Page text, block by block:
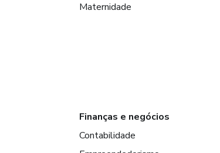
Maternidade
Finanças e negócios
Contabilidade